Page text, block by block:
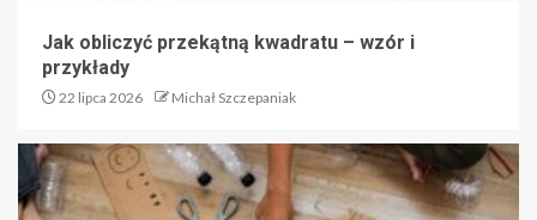
Jak obliczyć przekątną kwadratu – wzór i
przykłady
22 lipca 2026 Michał Szczepaniak